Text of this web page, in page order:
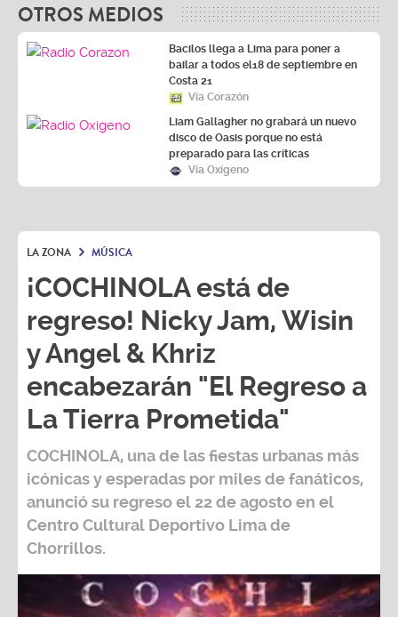
OTROS MEDIOS
Bacilos llega a Lima para poner a
bailar a todos el18 de septiembre en
Costa 21
Vía Corazón
Liam Gallagher no grabará un nuevo
disco de Oasis porque no está
preparado para las críticas
Vía Oxígeno
LA ZONA MÚSICA
¡COCHINOLA está de
regreso! Nicky Jam, Wisin
y Angel & Khriz
encabezarán "El Regreso a
La Tierra Prometida"
COCHINOLA, una de las fiestas urbanas más
icónicas y esperadas por miles de fanáticos,
anunció su regreso el 22 de agosto en el
Centro Cultural Deportivo Lima de
Chorrillos.